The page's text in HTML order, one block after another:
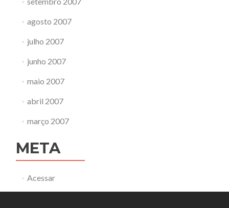
agosto 2007
julho 2007
junho 2007
maio 2007
abril 2007
março 2007
META
Acessar